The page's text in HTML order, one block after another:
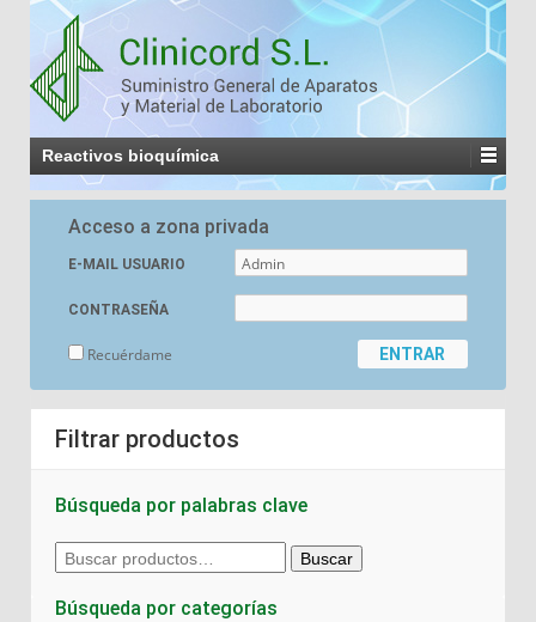
Reactivos bioquímica
Acceso a zona privada
E-MAIL USUARIO
CONTRASEÑA
Recuérdame
Filtrar productos
Búsqueda por palabras clave
Buscar
por:
Buscar
Búsqueda por categorías